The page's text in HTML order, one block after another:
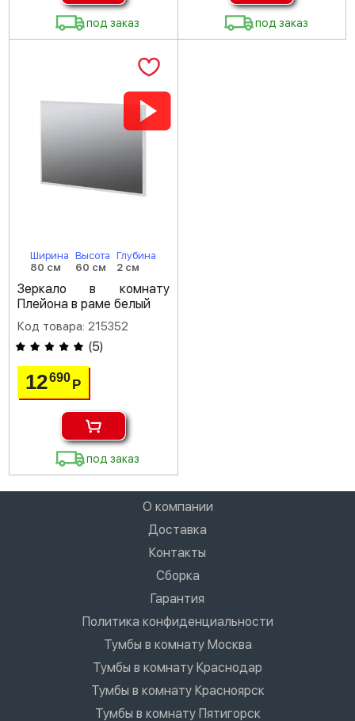
под заказ под заказ
Ширина
80 см
Высота
60 см
Глубина
2 см
Зеркало в комнату
Плейона в раме белый
Код товара: 215352
(5)
12690Р
под заказ
О компании
Доставка
Контакты
Сборка
Гарантия
Политика конфиденциальности
Тумбы в комнату Москва
Тумбы в комнату Краснодар
Тумбы в комнату Красноярск
Тумбы в комнату Пятигорск